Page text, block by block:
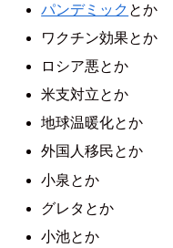
パンデミック とか
ワクチン効果とか
ロシア悪とか
米支対立とか
地球温暖化とか
外国人移民とか
小泉とか
グレタとか
小池とか